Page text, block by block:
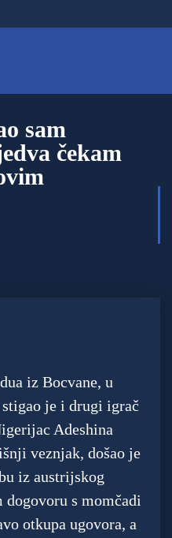
sam
čekam
iz Bocvane, u
je i drugi igrač
Adeshina
veznjak, došao je
iz austrijskog
s momčadi
otkupa ugovora, a